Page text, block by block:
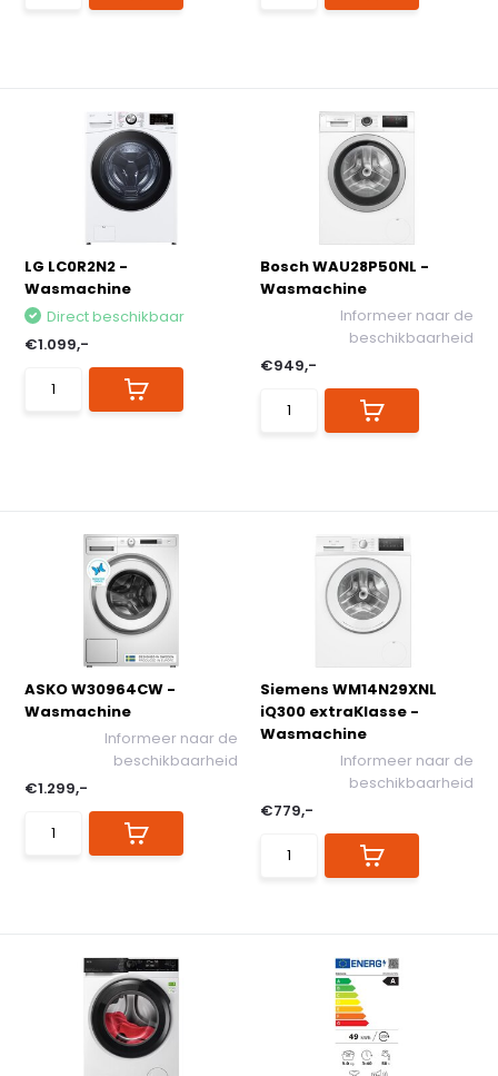
LG LC0R2N2 -
Wasmachine
Direct beschikbaar
€1.099,-
Bosch WAU28P50NL -
Wasmachine
Informeer naar de
beschikbaarheid
€949,-
ASKO W30964CW -
Wasmachine
Informeer naar de
beschikbaarheid
€1.299,-
Siemens WM14N29XNL
iQ300 extraKlasse -
Wasmachine
Informeer naar de
beschikbaarheid
€779,-